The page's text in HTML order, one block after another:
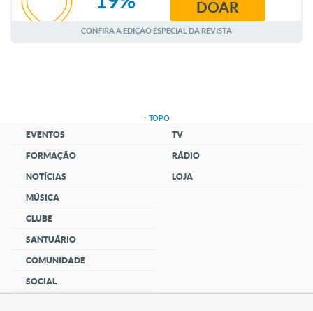
AGOSTO
DOAR
CONFIRA A EDIÇÃO ESPECIAL DA REVISTA
↑ TOPO
EVENTOS
FORMAÇÃO
NOTÍCIAS
MÚSICA
CLUBE
SANTUÁRIO
COMUNIDADE
SOCIAL
TV
RÁDIO
LOJA